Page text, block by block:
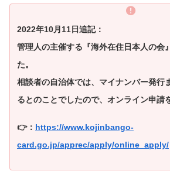
2022年10月11日追記：
管理人の主催する『海外在住日本人の会
た。
相談者の自治体では、マイナンバー発行
るとのことでしたので、オンライン申請
👉： https://www.kojinbango-
card.go.jp/apprec/apply/online_apply/